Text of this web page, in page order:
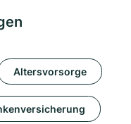
Altersvorsorge